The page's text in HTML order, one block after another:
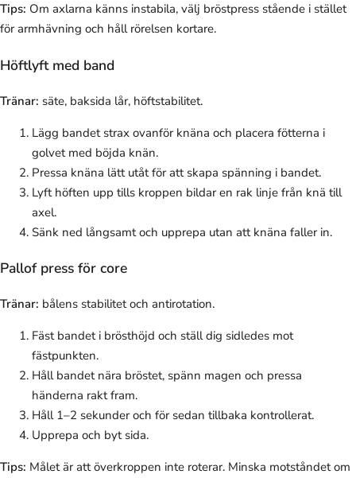
Tips: Om axlarna känns instabila, välj bröstpress stående i stället
för armhävning och håll rörelsen kortare.
Höftlyft med band
Tränar: säte, baksida lår, höftstabilitet.
Lägg bandet strax ovanför knäna och placera fötterna i
golvet med böjda knän.
Pressa knäna lätt utåt för att skapa spänning i bandet.
Lyft höften upp tills kroppen bildar en rak linje från knä till
axel.
Sänk ned långsamt och upprepa utan att knäna faller in.
Pallof press för core
Tränar: bålens stabilitet och antirotation.
Fäst bandet i brösthöjd och ställ dig sidledes mot
fästpunkten.
Håll bandet nära bröstet, spänn magen och pressa
händerna rakt fram.
Håll 1–2 sekunder och för sedan tillbaka kontrollerat.
Upprepa och byt sida.
Tips: Målet är att överkroppen inte roterar. Minska motståndet om